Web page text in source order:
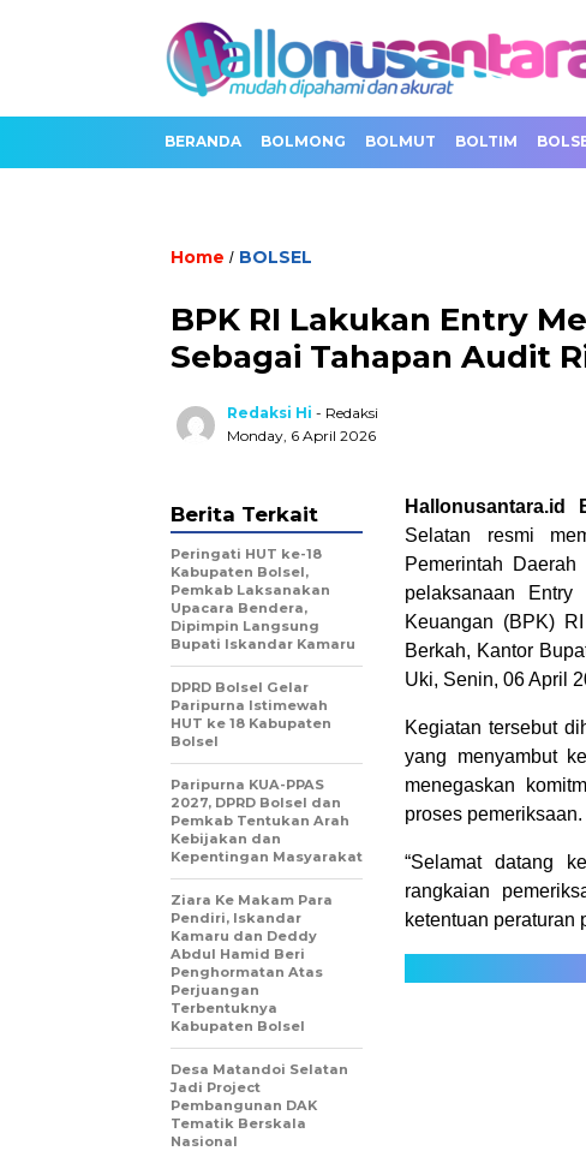
BERANDA BOLMONG BOLMUT BOLTIM
Home / BOLSEL
BPK RI Lakukan Entry
Sebagai Tahapan Audit
Redaksi Hi - Redaksi
Monday, 6 April 2026
Hallonusantara.id
Selatan resmi
Pemerintah
pelaksanaan
Keuangan (BPK)
Berkah, Kantor
Uki, Senin, 06 April
Kegiatan tersebut
yang menyambut
menegaskan
proses pemeriksaan.
“Selamat datang
rangkaian
ketentuan peraturan
Berita Terkait
Peringati HUT ke-18
Kabupaten Bolsel,
Pemkab Laksanakan
Upacara Bendera,
Dipimpin Langsung
Bupati Iskandar Kamaru
DPRD Bolsel Gelar
Paripurna Istimewah
HUT ke 18 Kabupaten
Bolsel
Paripurna KUA-PPAS
2027, DPRD Bolsel dan
Pemkab Tentukan Arah
Kebijakan dan
Kepentingan Masyarakat
Ziara Ke Makam Para
Pendiri, Iskandar
Kamaru dan Deddy
Abdul Hamid Beri
Penghormatan Atas
Perjuangan
Terbentuknya
Kabupaten Bolsel
Desa Matandoi Selatan
Jadi Project
Pembangunan DAK
Tematik Berskala
Nasional